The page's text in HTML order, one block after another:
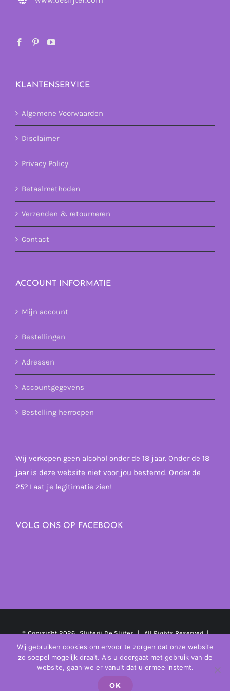
KLANTENSERVICE
Algemene Voorwaarden
Disclaimer
Privacy Policy
Betaalmethoden
Verzenden & retourneren
Contact
ACCOUNT INFORMATIE
Mijn account
Bestellingen
Adressen
Accountgegevens
Bestelling herroepen
Wij verkopen geen alcohol onder de 18 jaar. Onder de 18
jaar is deze website niet voor jou bestemd. Onder de
25? Laat je legitimatie zien!
VOLG ONS OP FACEBOOK
© Copyright2026 Slijterij De Slijter | All Rights Reserved |
Powered by MplusKASSA Woocommerce& WooCommerce
Kassasysteem
Wij gebruiken cookies om ervoor te zorgen dat onze website
zo soepel mogelijk draait. Als u doorgaat met gebruik van de
website, gaan we er vanuit dat u ermee instemt.
OK